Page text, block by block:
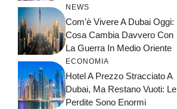
NEWS
Com’è Vivere A Dubai Oggi:
Cosa Cambia Davvero Con
La Guerra In Medio Oriente
ECONOMIA
Hotel A Prezzo Stracciato A
Dubai, Ma Restano Vuoti: Le
Perdite Sono Enormi